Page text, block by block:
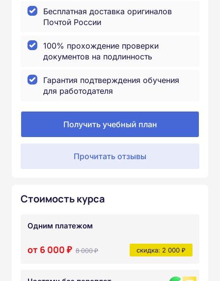
Бесплатная доставка оригиналов
Почтой России
100% прохождение проверки
документов на подлинность
Гарантия подтверждения обучения
для работодателя
Получить учебный план
Прочитать отзывы
Стоимость курса
Одним платежом
от 6 000 ₽ 8 000 ₽ скидка: 2 000 ₽